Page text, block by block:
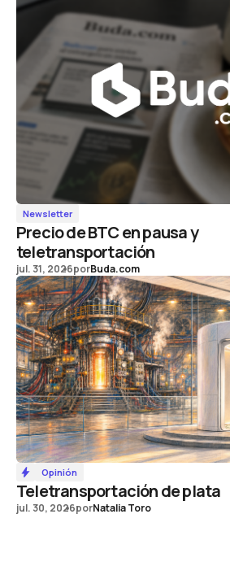
Newsletter
Precio de BTC en pausa y
teletransportación
jul. 31, 2026porBuda.com
Opinión
Teletransportación de plata
jul. 30, 2026porNatalia Toro